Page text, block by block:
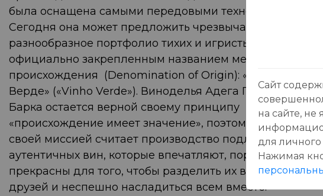
была оснащена самыми передовыми технологиями.
Сегодня она может предложить чрезвычайно
разнообразное портфолио тихих и игристых вин c
официально закрепленным названием места
происхождения (Denomination of Origin): «Виньу
Верде» («Vinho Verde»). Виноделья Адега Понте да
Барка остается верной своему принципу
«происхождение имеет значение», поэтому главной
своей миссией считает производство подлинных,
аутентичных вин, которые впечатляют, поражают и
прекрасны для того, чтобы разделить их в компании
друзей и неспешно насладиться всем вместе.
Сайт
на сайте,
для
Нажимая